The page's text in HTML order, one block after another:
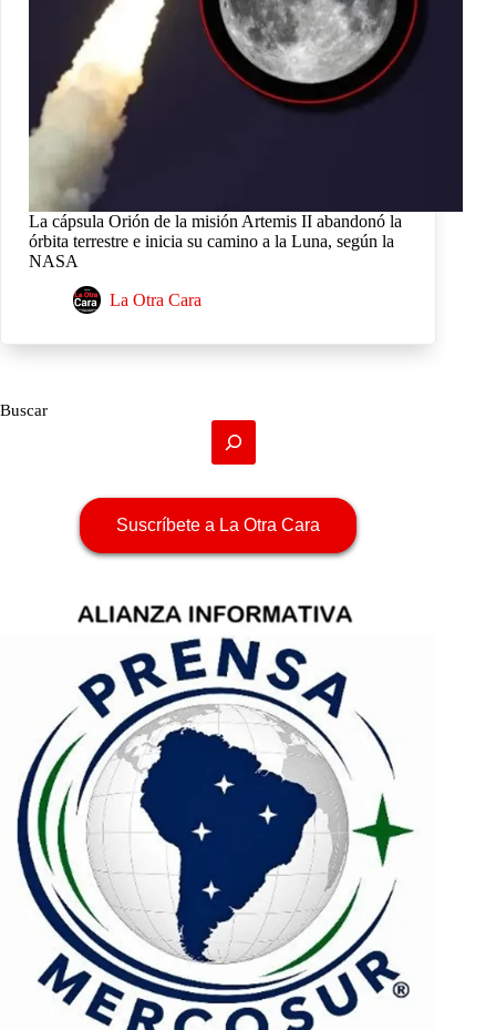
La cápsula Orión de la misión Artemis II abandonó la
órbita terrestre e inicia su camino a la Luna, según la
NASA
La Otra Cara
Buscar
Suscríbete a La Otra Cara